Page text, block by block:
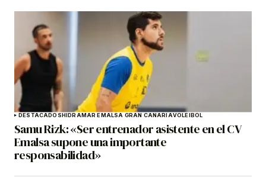
DESTACADOSHIDRAMAR EMALSA GRAN CANARIAVOLEIBOL
Samu Rizk: «Ser entrenador asistente en el CV
Emalsa supone una importante
responsabilidad»